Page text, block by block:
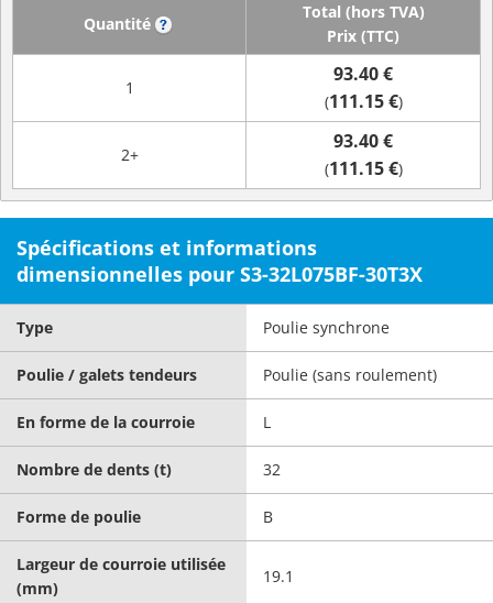
Quantité
Total (hors TVA)
Prix (TTC)
1
93.40 €
(111.15 €)
2+
93.40 €
(111.15 €)
Spécifications et informations
dimensionnelles pour S3-32L075BF-30T3X
Type Poulie synchrone
Poulie / galets tendeurs Poulie (sans roulement)
En forme de la courroie L
Nombre de dents (t) 32
Forme de poulie B
Largeur de courroie utilisée
(mm)
19.1